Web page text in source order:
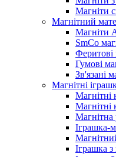
Магніти
Магнітний
Магніти
SmCo
Феритові
Гумові
Зв'язані
Магнітні
Магнітні
Магнітні
Магнітна
Іграшка-
Іграшка